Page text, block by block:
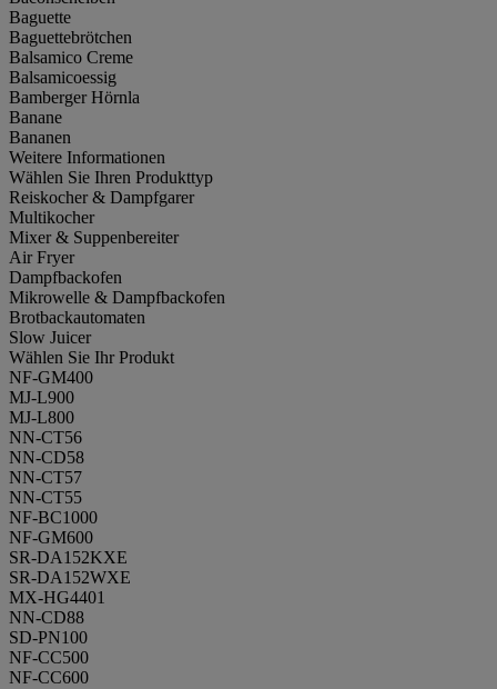
Baguette
Baguettebrötchen
Balsamico Creme
Balsamicoessig
Bamberger Hörnla
Banane
Bananen
Weitere Informationen
Wählen Sie Ihren Produkttyp
Reiskocher & Dampfgarer
Multikocher
Mixer & Suppenbereiter
Air Fryer
Dampfbackofen
Mikrowelle & Dampfbackofen
Brotbackautomaten
Slow Juicer
Wählen Sie Ihr Produkt
NF-GM400
MJ-L900
MJ-L800
NN-CT56
NN-CD58
NN-CT57
NN-CT55
NF-BC1000
NF-GM600
SR-DA152KXE
SR-DA152WXE
MX-HG4401
NN-CD88
SD-PN100
NF-CC500
NF-CC600